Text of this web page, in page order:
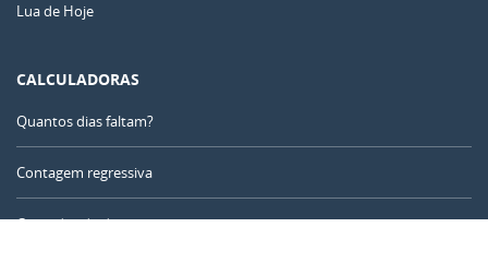
Lua de Hoje
CALCULADORAS
Quantos dias faltam?
Contagem regressiva
Contador de dias